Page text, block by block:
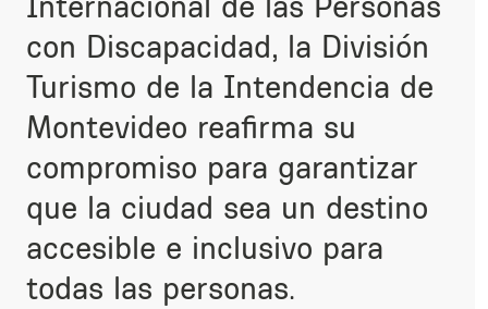
con Discapacidad, la División
Turismo de la Intendencia de
Montevideo reafirma su
compromiso para garantizar
que la ciudad sea un destino
accesible e inclusivo para
todas las personas.